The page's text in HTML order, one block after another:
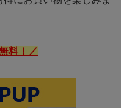
料！／